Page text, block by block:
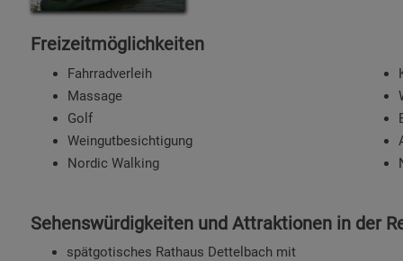
Freizeitmöglichkeiten
Fahrradverleih
Massage
Golf
Weingutbesichtigung
Nordic Walking
Sehenswürdigkeiten und Attraktionen in der
spätgotisches Rathaus Dettelbach mit